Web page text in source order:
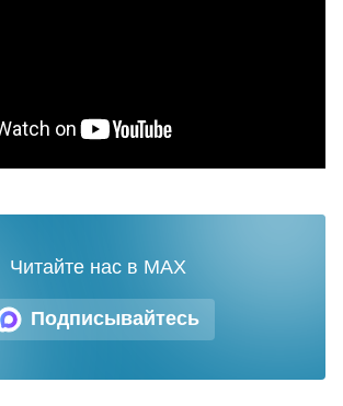
Подписывайтесь
Читайте нас в MAX